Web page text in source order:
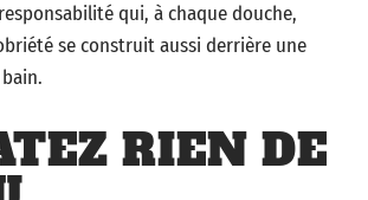
qui, à chaque douche,
se construit aussi derrière une
RIEN DE